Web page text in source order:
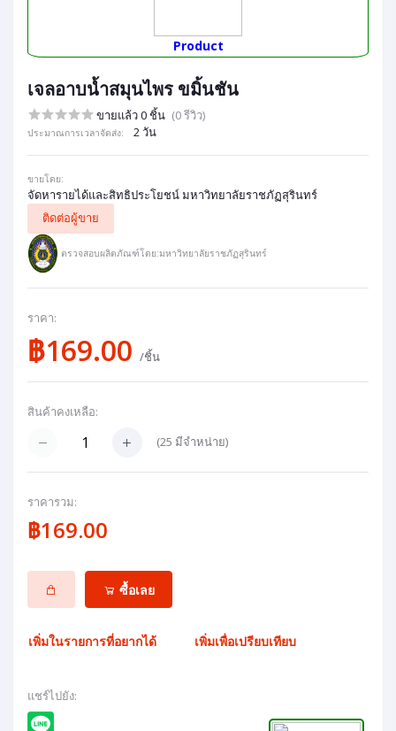
Product
เจลอาบน้ำสมุนไพร ขมิ้นชัน
ขายแล้ว 0 ชิ้น (0 รีวิว)
ประมาณการเวลาจัดส่ง: 2 วัน
ขายโดย:
จัดหารายได้และสิทธิประโยชน์ มหาวิทยาลัยราชภัฏสุรินทร์
ติดต่อผู้ขาย
ตรวจสอบผลิตภัณฑ์โดย:มหาวิทยาลัยราชภัฏสุรินทร์
ราคา:
฿169.00 /ชิ้น
สินค้าคงเหลือ:
(25 มีจำหน่าย)
ราคารวม:
฿169.00
ซื้อเลย
เพิ่มในรายการที่อยากได้ เพิ่มเพื่อเปรียบเทียบ
แชร์ไปยัง: